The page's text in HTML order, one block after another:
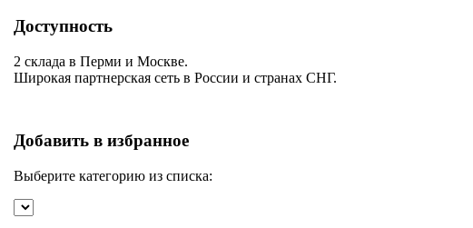
Доступность
2 склада в Перми и Москве.
Широкая партнерская сеть в России и странах СНГ.
Добавить в избранное
Выберите категорию из списка: